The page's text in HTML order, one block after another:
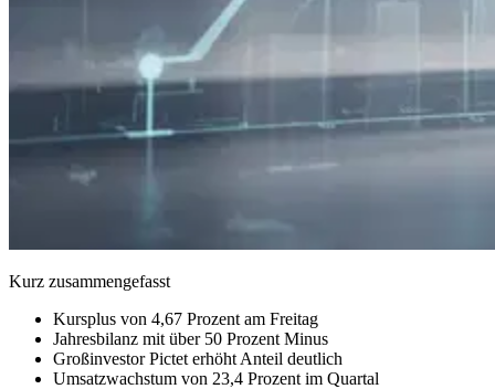
Kurz zusammengefasst
Kursplus von 4,67 Prozent am Freitag
Jahresbilanz mit über 50 Prozent Minus
Großinvestor Pictet erhöht Anteil deutlich
Umsatzwachstum von 23,4 Prozent im Quartal